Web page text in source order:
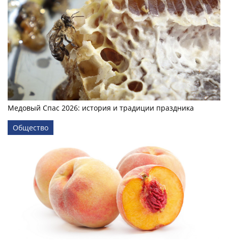
Медовый Спас 2026: история и традиции праздника
Общество